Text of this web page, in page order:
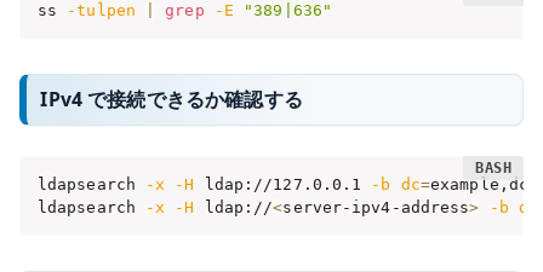
ss -tulpen grep -E "389|636"
IPv4 で接続できるか確認する
ldapsearch -x -H ldap://127.0.0.1 -b dc=example,dc
ldapsearch
-x -H ldap://<server-ipv4-address> -b dc